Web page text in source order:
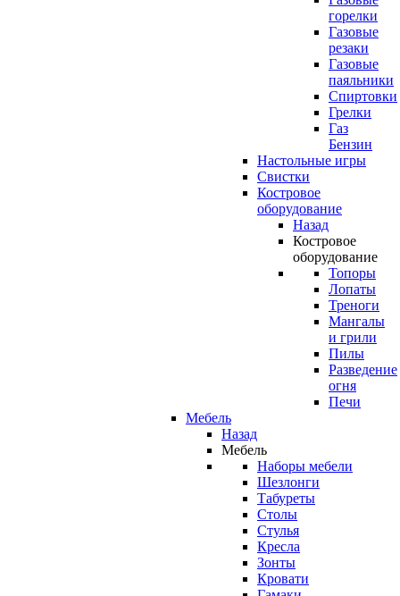
горелки
Газовые
резаки
Газовые
паяльники
Спиртовки
Грелки
Газ
Бензин
Настольные игры
Свистки
Костровое
оборудование
Назад
Костровое
оборудование
Топоры
Лопаты
Треноги
Мангалы
и грили
Пилы
Разведение
огня
Печи
Мебель
Назад
Мебель
Наборы мебели
Шезлонги
Табуреты
Столы
Стулья
Кресла
Зонты
Кровати